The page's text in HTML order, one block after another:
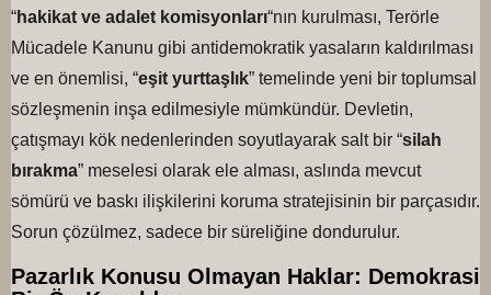
“hakikat ve adalet komisyonları“nın kurulması, Terörle
Mücadele Kanunu gibi antidemokratik yasaların kaldırılması
ve en önemlisi, “eşit yurttaşlık” temelinde yeni bir toplumsal
sözleşmenin inşa edilmesiyle mümkündür. Devletin,
çatışmayı kök nedenlerinden soyutlayarak salt bir “silah
bırakma” meselesi olarak ele alması, aslında mevcut
sömürü ve baskı ilişkilerini koruma stratejisinin bir parçasıdır.
Sorun çözülmez, sadece bir süreliğine dondurulur.
Pazarlık Konusu Olmayan Haklar: Demokrasi